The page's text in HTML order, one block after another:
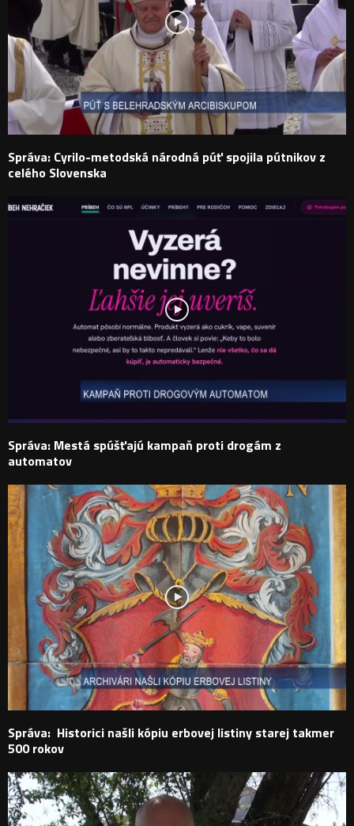
Správa: Cyrilo-metodská národná púť spojila pútnikov z
celého Slovenska
Správa: Mestá spúšťajú kampaň proti drogám z
automatov
Správa: Historici našli kópiu erbovej listiny starej takmer
500 rokov